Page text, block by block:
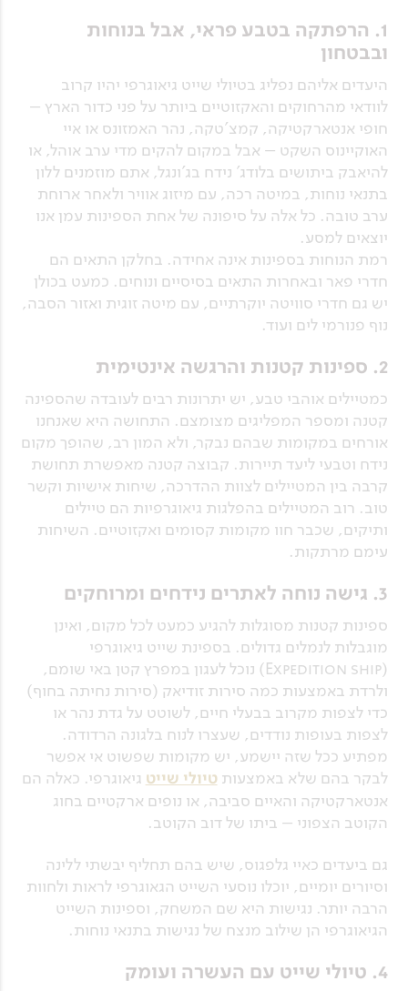
1. הרפתקה בטבע פראי, אבל בנוחות
ובבטחון
היעדים אליהם נפליג בטיולי שייט גיאוגרפי יהיו קרוב
לוודאי מהרחוקים והאקזוטיים ביותר על פני כדור הארץ –
חופי אנטארקטיקה, קמצ'טקה, נהר האמזונס או איי
האוקיינוס השקט – אבל במקום להקים מדי ערב אוהל, או
להיאבק ביתושים בלודג' נידח בג'ונגל, אתם מוזמנים ללון
בתנאי נוחות, במיטה רכה, עם מיזוג אוויר ולאחר ארוחת
ערב טובה. כל אלה על סיפונה של אחת הספינות עמן אנו
יוצאים למסע.
רמת הנוחות בספינות אינה אחידה. בחלקן התאים הם
חדרי פאר ובאחרות התאים בסיסיים ונוחים. כמעט בכולן
יש גם חדרי סוויטה יוקרתיים, עם מיטה זוגית ואזור הסבה,
נוף פנורמי לים ועוד.
2. ספינות קטנות והרגשה אינטימית
כמטיילים אוהבי טבע, יש יתרונות רבים לעובדה שהספינה
קטנה ומספר המפליגים מצומצם. התחושה היא שאנחנו
אורחים במקומות שבהם נבקר, ולא המון רב, שהופך מקום
נידח וטבעי ליעד תיירות. קבוצה קטנה מאפשרת תחושת
קרבה בין המטיילים לצוות ההדרכה, שיחות אישיות וקשר
טוב. רוב המטיילים בהפלגות גיאוגרפיות הם טיילים
ותיקים, שכבר חוו מקומות קסומים ואקזוטיים. השיחות
עימם מרתקות.
3. גישה נוחה לאתרים נידחים ומרוחקים
ספינות קטנות מסוגלות להגיע כמעט לכל מקום, ואינן
מוגבלות לנמלים גדולים. בספינת שייט גיאוגרפי
(Expedition ship) נוכל לעגון במפרץ קטן באי שומם,
ולרדת באמצעות כמה סירות זודיאק (סירות נחיתה בחוף)
כדי לצפות מקרוב בבעלי חיים, לשוטט על גדת נהר או
לצפות בעופות נודדים, שעצרו לנוח בלגונה הרדודה.
מפתיע ככל שזה יישמע, יש מקומות שפשוט אי אפשר
לבקר בהם שלא באמצעותטיולי שייט גיאוגרפי. כאלה הם
אנטארקטיקה והאיים סביבה, או נופים ארקטיים בחוג
הקוטב הצפוני – ביתו של דוב הקוטב.
גם ביעדים כאיי גלפגוס, שיש בהם תחליף יבשתי ללינה
וסיורים יומיים, יוכלו נוסעי השייט הגאוגרפי לראות ולחוות
הרבה יותר. נגישות היא שם המשחק, וספינות השייט
הגיאוגרפי הן שילוב מנצח של נגישות בתנאי נוחות.
4. טיולי שייט עם העשרה ועומק